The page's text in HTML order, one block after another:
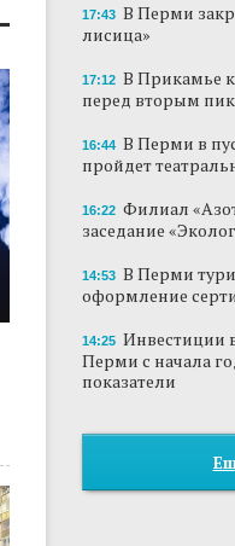
17:43 В Перми
лисица»
17:12 В Прикамье
перед вторым
16:44 В Перми в
пройдет
16:22 Филиал
заседание
14:53 В Перми
оформление
14:25 Инвестиции
Перми с начала
показатели